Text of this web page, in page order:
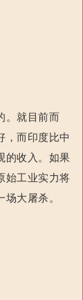
。就目前而
，而印度比中
的收入。如果
始工业实力将
大屠杀。